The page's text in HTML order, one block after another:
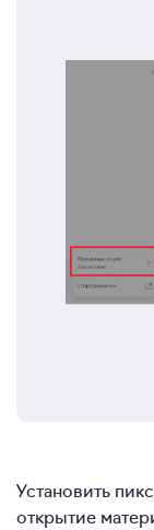
Установить
открытие